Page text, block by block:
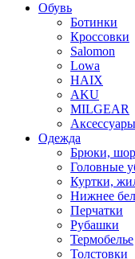
Обувь
Ботинки
Кроссовки
Salomon
Lowa
HAIX
AKU
MILGEAR
Одежда
Брюки,
Головные
Куртки,
Нижнее
Перчатки
Рубашки
Термобелье
Толстовки